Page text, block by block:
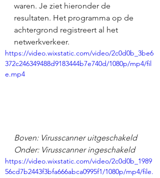
waren. Je ziet hieronder de
resultaten. Het programma op de
achtergrond registreert al het
netwerkverkeer.
https://video.wixstatic.com/video/2c0d0b_3be6
372c246349488d9183444b7e740d/1080p/mp4/fil
e.mp4
Boven: Virusscanner uitgeschakeld
Onder: Virusscanner ingeschakeld
https://video.wixstatic.com/video/2c0d0b_1989
56cd7b2443f3bfa666abca0995f1/1080p/mp4/file.